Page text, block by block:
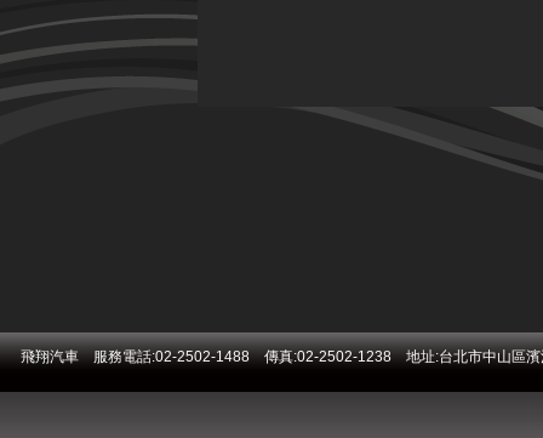
飛翔汽車 服務電話:02-2502-1488 傳真:02-2502-1238 地址:台北市中山區